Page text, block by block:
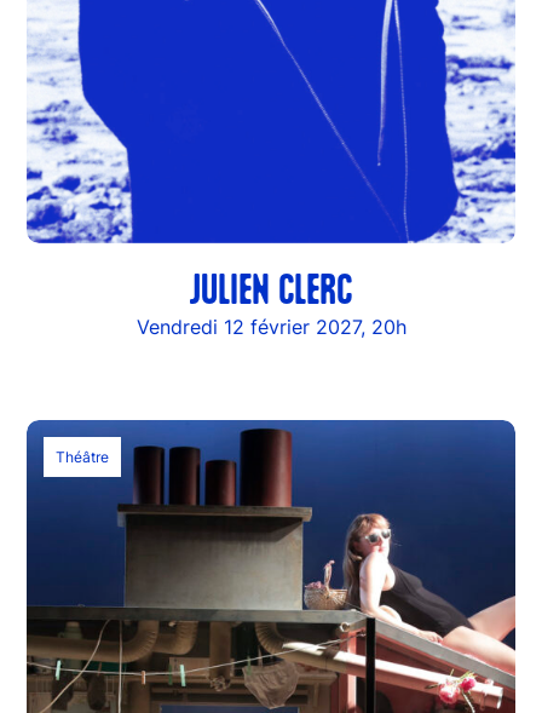
JULIEN CLERC
Vendredi 12 février 2027, 20h
Théâtre